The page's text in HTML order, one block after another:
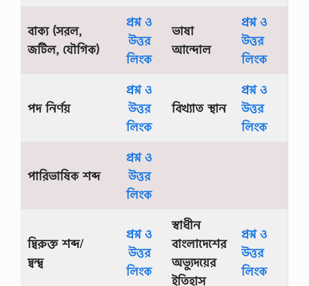
বাক্য (সরল,
জটিল, যৌগিক)
প্রশ্ন ও
উত্তর
লিংক
ভাষা
আন্দোল
প্রশ্ন ও
উত্তর
লিংক
পদ নির্ণয়
প্রশ্ন ও
উত্তর
লিংক
বিখ্যাত স্থান
প্রশ্ন ও
উত্তর
লিংক
পারিভাষিক শব্দ
প্রশ্ন ও
উত্তর
লিংক
দ্বিরুক্ত শব্দ/
দ্বন্দ্ব
প্রশ্ন ও
উত্তর
লিংক
স্বাধীন
বাংলাদেশের
অভ্যুদয়ের
ইতিহাস
প্রশ্ন ও
উত্তর
লিংক